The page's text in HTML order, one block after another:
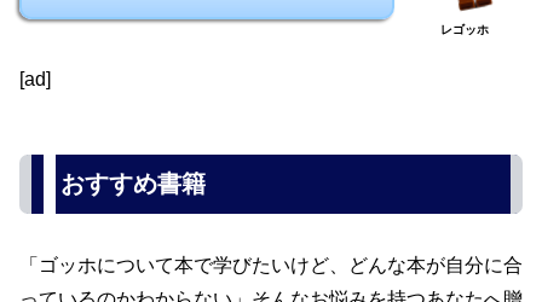
レゴッホ
[ad]
おすすめ書籍
「ゴッホについて本で学びたいけど、どんな本が自分に合